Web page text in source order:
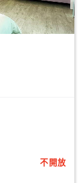
不開放